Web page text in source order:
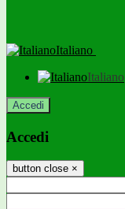
Italiano
Italiano
Accedi
Accedi
button close ×